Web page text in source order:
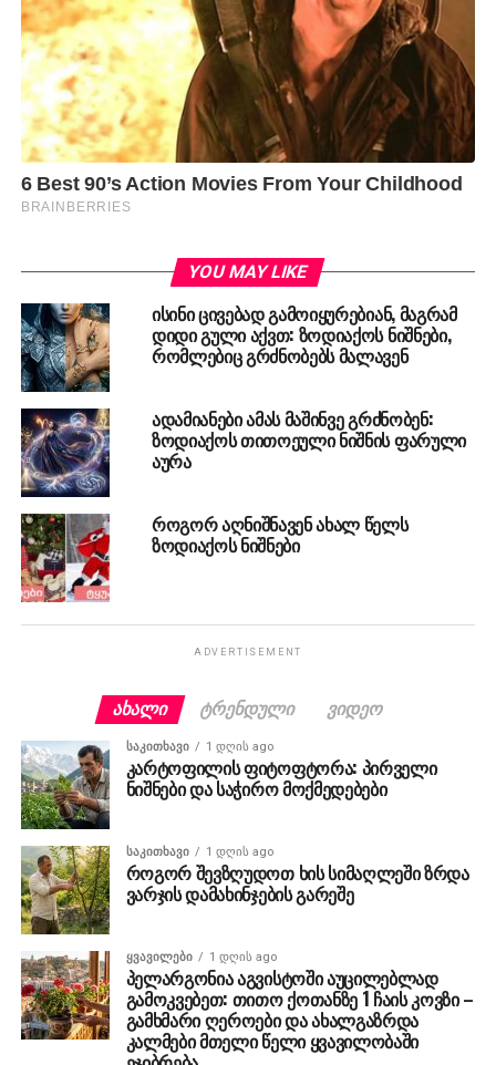
YOU MAY LIKE
ისინი ცივებად გამოიყურებიან, მაგრამ
დიდი გული აქვთ: ზოდიაქოს ნიშნები,
რომლებიც გრძნობებს მალავენ
ადამიანები ამას მაშინვე გრძნობენ:
ზოდიაქოს თითოეული ნიშნის ფარული
აურა
როგორ აღნიშნავენ ახალ წელს
ზოდიაქოს ნიშნები
ADVERTISEMENT
ᲐᲮᲐᲚᲘ ᲢᲠᲔᲜᲓᲣᲚᲘ ᲕᲘᲓᲔᲝ
ᲡᲐᲙᲘᲗᲮᲐᲕᲘ 1 დღის ago
კარტოფილის ფიტოფტორა: პირველი
ნიშნები და საჭირო მოქმედებები
ᲡᲐᲙᲘᲗᲮᲐᲕᲘ 1 დღის ago
როგორ შევზღუდოთ ხის სიმაღლეში ზრდა
ვარჯის დამახინჯების გარეშე
ᲧᲕᲐᲕᲘᲚᲔᲑᲘ 1 დღის ago
პელარგონია აგვისტოში აუცილებლად
გამოკვებეთ: თითო ქოთანზე 1 ჩაის კოვზი –
გამხმარი ღეროები და ახალგაზრდა
კალმები მთელი წელი ყვავილობაში